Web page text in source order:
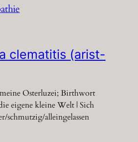
clematitis (arist-
Osterluzei; Birthwort
eigene kleine Welt | Sich
schmutzig/alleingelassen